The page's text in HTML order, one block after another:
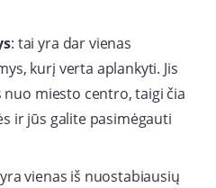
: tai yra dar vienas
kurį verta aplankyti. Jis
miesto centro, taigi čia
ir jūs galite pasimėgauti
vienas iš nuostabiausių